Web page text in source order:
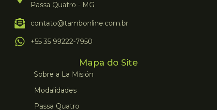
Passa Quatro - MG
contato@tambonline.com.br
+55 35 99222-7950
Mapa do Site
Sobre a La Misión
Modalidades
Passa Quatro